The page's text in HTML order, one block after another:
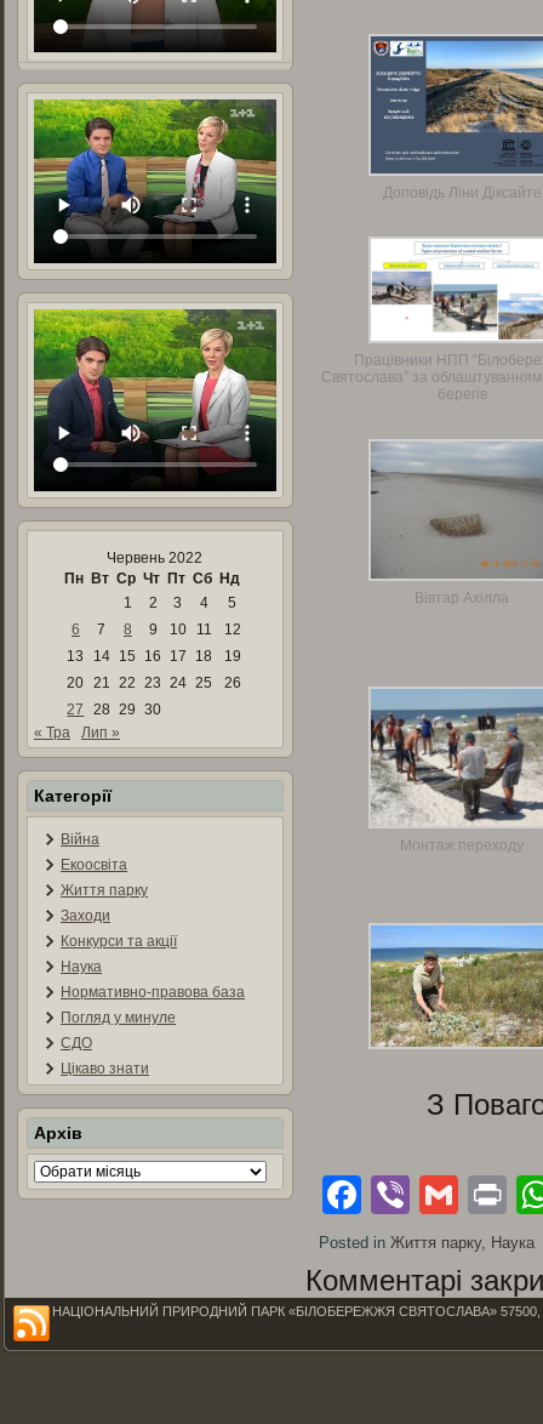
Червень 2022
Пн Вт Ср Чт Пт Сб Нд
1
2 3 4
5
6
7 8 9 10 11
12
13
14 15 16 17 18
19
20 21 22 23 24 25
26
27
28 29
30
« Тра
Лип »
Категорії
Війна
Екоосвіта
Життя парку
Заходи
Конкурси та акції
Наука
Нормативно-правова база
Погляд у минуле
СДО
Цікаво знати
Архів
Архів
Доповідь Ліни Діксайте
Працівники НПП
Святослава” за
берегів
Вівтар Ахілла
Монтаж переходу
З
Facebook
Viber
Posted in Життя парку, Наука
Комментарі
НАЦІОНАЛЬНИЙ ПРИРОДНИЙ ПАРК «БІЛОБЕРЕЖЖЯ СВЯТОСЛАВА» 57500,